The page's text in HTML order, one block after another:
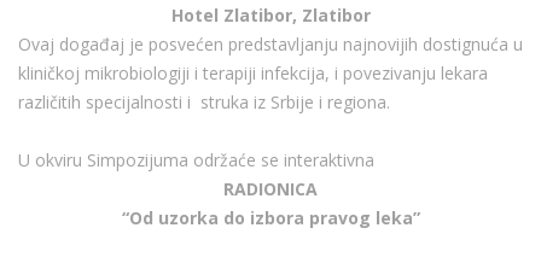
Hotel Zlatibor, Zlatibor
Ovaj događaj je posvećen predstavljanju najnovijih dostignuća u
kliničkoj mikrobiologiji i terapiji infekcija, i povezivanju lekara
različitih specijalnosti i struka iz Srbije i regiona.
U okviru Simpozijuma održaće se interaktivna
RADIONICA
“Od uzorka do izbora pravog leka”